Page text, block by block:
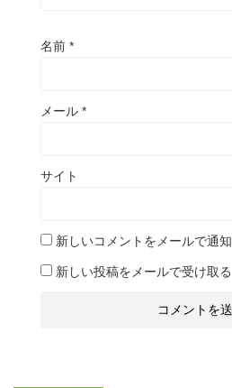
名前 *
メール *
サイト
新しいコメントをメールで通知
新しい投稿をメールで受け取る